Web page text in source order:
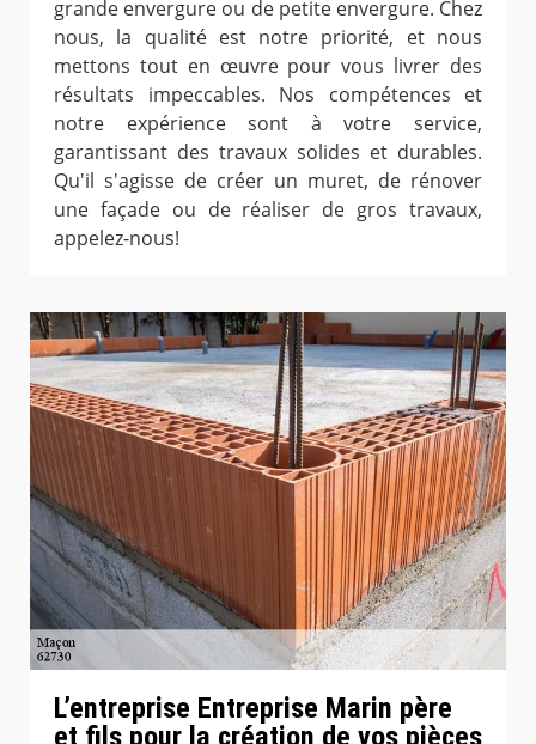
grande envergure ou de petite envergure. Chez
nous, la qualité est notre priorité, et nous
mettons tout en œuvre pour vous livrer des
résultats impeccables. Nos compétences et
notre expérience sont à votre service,
garantissant des travaux solides et durables.
Qu'il s'agisse de créer un muret, de rénover
une façade ou de réaliser de gros travaux,
appelez-nous!
L’entreprise Entreprise Marin père
et fils pour la création de vos pièces